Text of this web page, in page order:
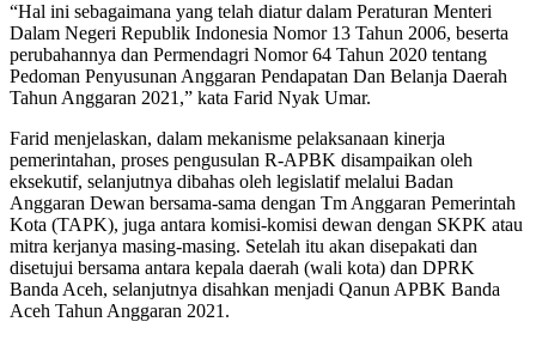
“Hal ini sebagaimana yang telah diatur dalam Peraturan Menteri
Dalam Negeri Republik Indonesia Nomor 13 Tahun 2006, beserta
perubahannya dan Permendagri Nomor 64 Tahun 2020 tentang
Pedoman Penyusunan Anggaran Pendapatan Dan Belanja Daerah
Tahun Anggaran 2021,” kata Farid Nyak Umar.
Farid menjelaskan, dalam mekanisme pelaksanaan kinerja
pemerintahan, proses pengusulan R-APBK disampaikan oleh
eksekutif, selanjutnya dibahas oleh legislatif melalui Badan
Anggaran Dewan bersama-sama dengan Tm Anggaran Pemerintah
Kota (TAPK), juga antara komisi-komisi dewan dengan SKPK atau
mitra kerjanya masing-masing. Setelah itu akan disepakati dan
disetujui bersama antara kepala daerah (wali kota) dan DPRK
Banda Aceh, selanjutnya disahkan menjadi Qanun APBK Banda
Aceh Tahun Anggaran 2021.